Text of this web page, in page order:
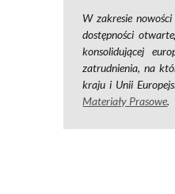
W zakresie
dostępności
konsolidującej
zatrudnienia, na
kraju i Unii
Materiały Prasowe.